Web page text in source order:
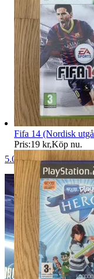
5.0
Fifa 14 (Nordisk
Pris:19 kr,Köp nu.